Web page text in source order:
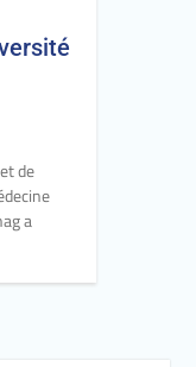
de
a